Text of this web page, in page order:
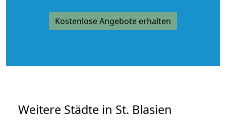
Kostenlose Angebote erhalten
Weitere Städte in St. Blasien